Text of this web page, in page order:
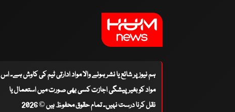
ہم نیوز پر شائع یا نشر ہونے والا مواد ادارتی ٹیم کی کاوش ہے۔ اس
مواد کو بغیر پیشگی اجازت کسی بھی صورت میں استعمال یا
نقل کرنا درست نہیں۔ تمام حقوق محفوظ ہیں © 2026